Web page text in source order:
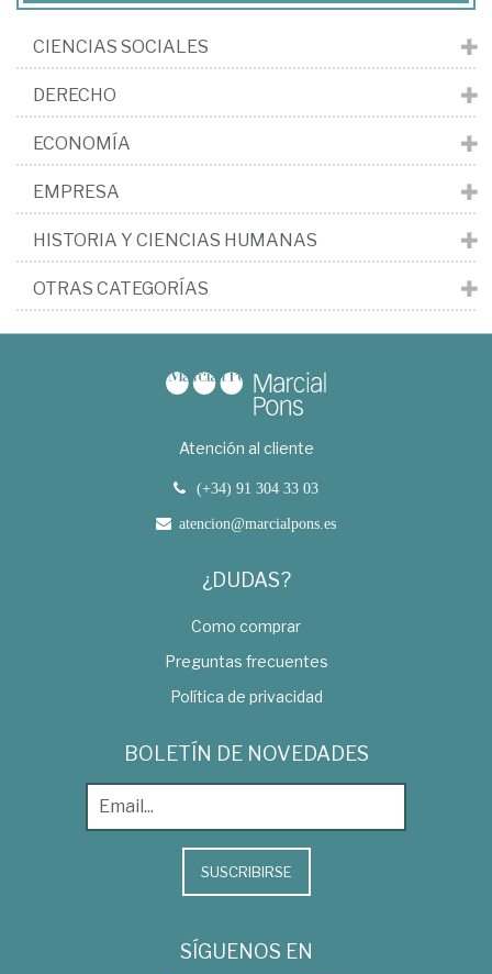
CIENCIAS SOCIALES
DERECHO
ECONOMÍA
EMPRESA
HISTORIA Y CIENCIAS HUMANAS
OTRAS CATEGORÍAS
Atención al cliente
(+34) 91 304 33 03
atencion@marcialpons.es
¿DUDAS?
Como comprar
Preguntas frecuentes
Política de privacidad
BOLETÍN DE NOVEDADES
SUSCRIBIRSE
SÍGUENOS EN